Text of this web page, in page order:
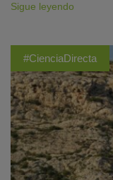
Sigue leyendo
#CienciaDirecta